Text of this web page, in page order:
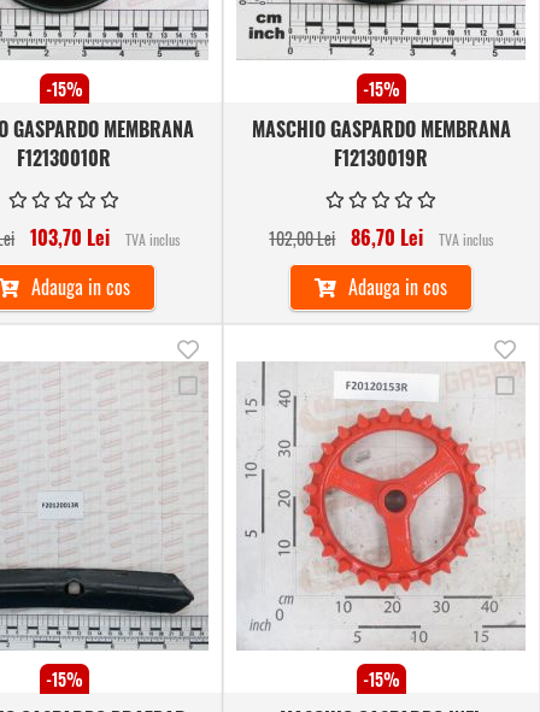
-15%
GASPARDO MEMBRANA
F12130010R
103,70 Lei TVA inclus
Adauga in cos
-15%
MASCHIO GASPARDO MEMBRANA
F12130019R
102,00 Lei 86,70 Lei TVA inclus
Adauga in cos
-15%
in
la
Comparare
-15%
la